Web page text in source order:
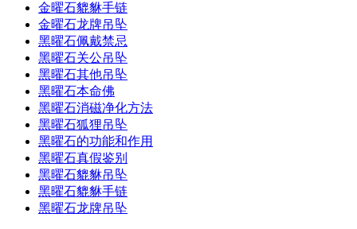
金曜石貔貅手链
金曜石龙牌吊坠
黑曜石佩戴禁忌
黑曜石关公吊坠
黑曜石其他吊坠
黑曜石本命佛
黑曜石消磁净化方法
黑曜石狐狸吊坠
黑曜石的功能和作用
黑曜石真假鉴别
黑曜石貔貅吊坠
黑曜石貔貅手链
黑曜石龙牌吊坠